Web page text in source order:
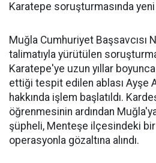
Karatepe soruşturmasında
Muğla Cumhuriyet Başsavcısı
talimatıyla yürütülen
Karatepe'ye uzun yıllar
ettiği tespit edilen ablası Ayşe
hakkında işlem başlatıldı.
öğrenmesinin ardından
şüpheli, Menteşe ilçesindeki
operasyonla gözaltına alındı.